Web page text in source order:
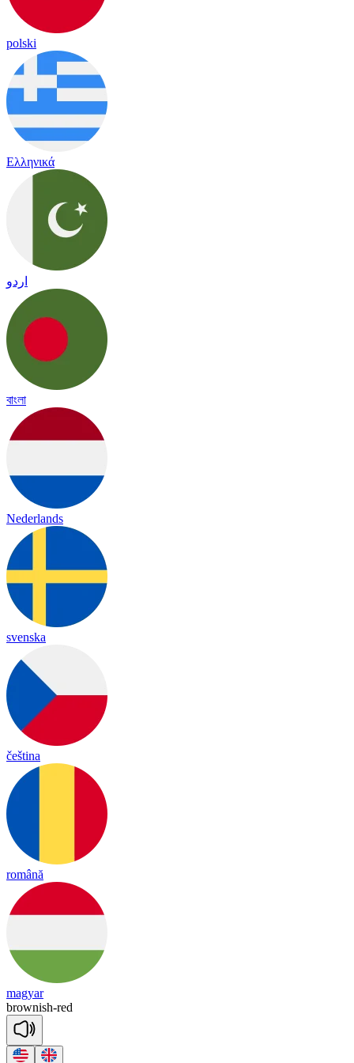
polski
Ελληνικά
اردو
বাংলা
Nederlands
svenska
čeština
română
magyar
brownish-red